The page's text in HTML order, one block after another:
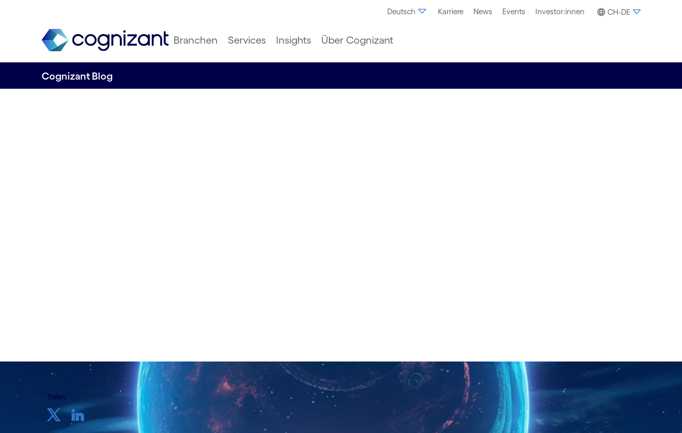
Deutsch Karriere News Events Investor:innen CH-DE
Branchen Services Insights Über Cognizant
Cognizant Blog
Teilen